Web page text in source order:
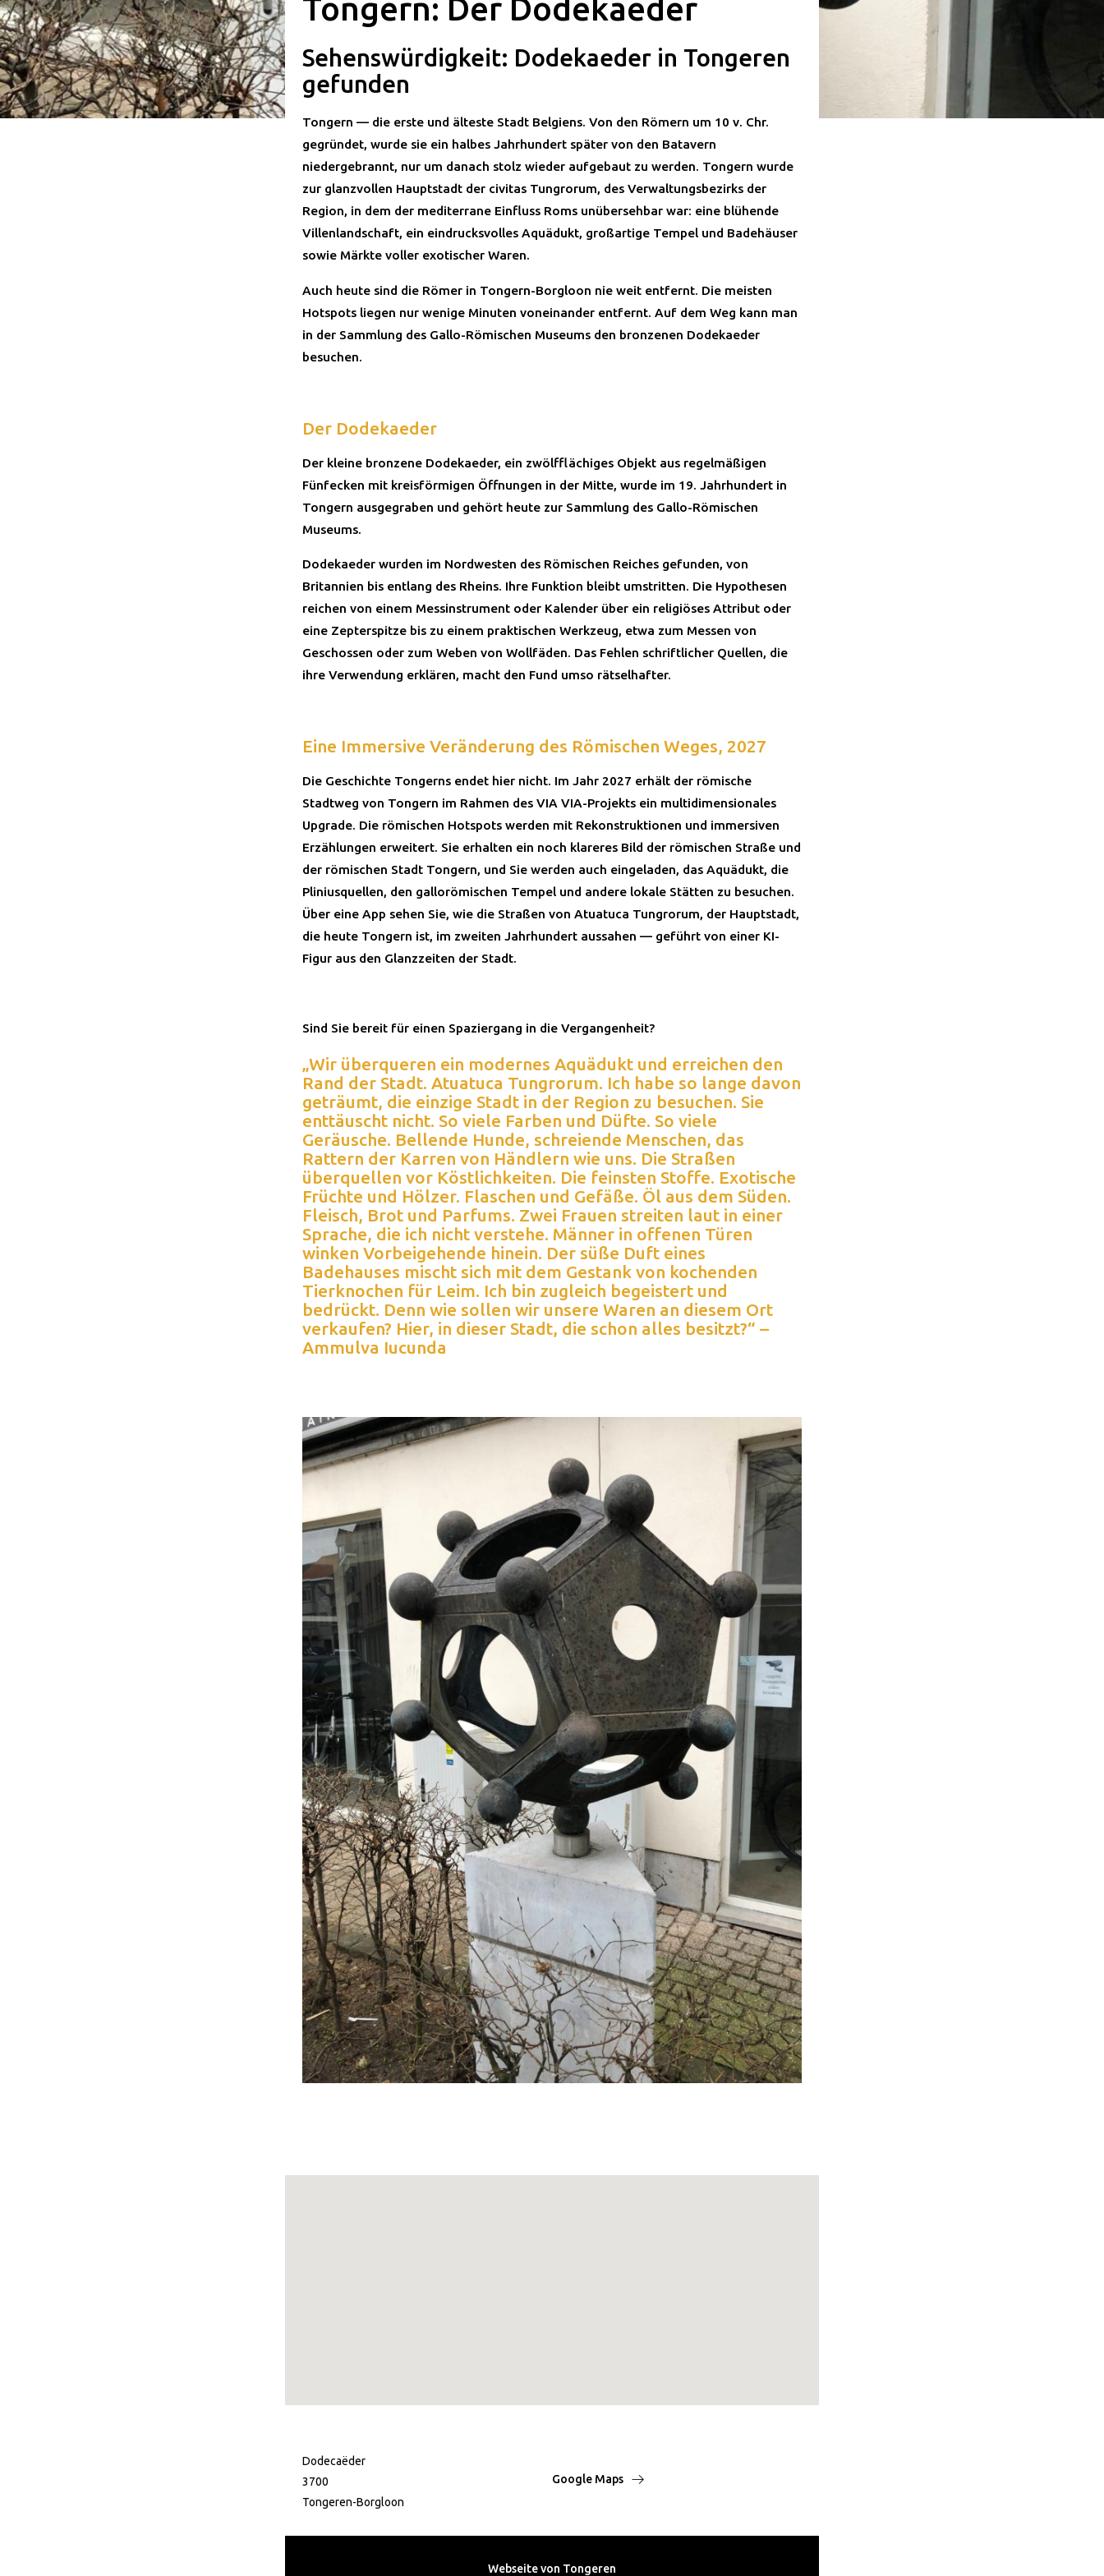
Tongern: Der Dodekaeder
Sehenswürdigkeit: Dodekaeder in Tongeren
gefunden
Tongern — die erste und älteste Stadt Belgiens. Von den Römern um 10 v. Chr.
gegründet, wurde sie ein halbes Jahrhundert später von den Batavern
niedergebrannt, nur um danach stolz wieder aufgebaut zu werden. Tongern wurde
zur glanzvollen Hauptstadt der civitas Tungrorum, des Verwaltungsbezirks der
Region, in dem der mediterrane Einfluss Roms unübersehbar war: eine blühende
Villenlandschaft, ein eindrucksvolles Aquädukt, großartige Tempel und Badehäuser
sowie Märkte voller exotischer Waren.
Auch heute sind die Römer in Tongern-Borgloon nie weit entfernt. Die meisten
Hotspots liegen nur wenige Minuten voneinander entfernt. Auf dem Weg kann man
in der Sammlung des Gallo-Römischen Museums den bronzenen Dodekaeder
besuchen.
Der Dodekaeder
Der kleine bronzene Dodekaeder, ein zwölfflächiges Objekt aus regelmäßigen
Fünfecken mit kreisförmigen Öffnungen in der Mitte, wurde im 19. Jahrhundert in
Tongern ausgegraben und gehört heute zur Sammlung des Gallo-Römischen
Museums.
Dodekaeder wurden im Nordwesten des Römischen Reiches gefunden, von
Britannien bis entlang des Rheins. Ihre Funktion bleibt umstritten. Die Hypothesen
reichen von einem Messinstrument oder Kalender über ein religiöses Attribut oder
eine Zepterspitze bis zu einem praktischen Werkzeug, etwa zum Messen von
Geschossen oder zum Weben von Wollfäden. Das Fehlen schriftlicher Quellen, die
ihre Verwendung erklären, macht den Fund umso rätselhafter.
Eine Immersive Veränderung des Römischen Weges, 2027
Die Geschichte Tongerns endet hier nicht. Im Jahr 2027 erhält der römische
Stadtweg von Tongern im Rahmen des VIA VIA-Projekts ein multidimensionales
Upgrade. Die römischen Hotspots werden mit Rekonstruktionen und immersiven
Erzählungen erweitert. Sie erhalten ein noch klareres Bild der römischen Straße und
der römischen Stadt Tongern, und Sie werden auch eingeladen, das Aquädukt, die
Pliniusquellen, den gallorömischen Tempel und andere lokale Stätten zu besuchen.
Über eine App sehen Sie, wie die Straßen von Atuatuca Tungrorum, der Hauptstadt,
die heute Tongern ist, im zweiten Jahrhundert aussahen — geführt von einer KI-
Figur aus den Glanzzeiten der Stadt.
Sind Sie bereit für einen Spaziergang in die Vergangenheit?
„Wir überqueren ein modernes Aquädukt und erreichen den
Rand der Stadt. Atuatuca Tungrorum. Ich habe so lange davon
geträumt, die einzige Stadt in der Region zu besuchen. Sie
enttäuscht nicht. So viele Farben und Düfte. So viele
Geräusche. Bellende Hunde, schreiende Menschen, das
Rattern der Karren von Händlern wie uns. Die Straßen
überquellen vor Köstlichkeiten. Die feinsten Stoffe. Exotische
Früchte und Hölzer. Flaschen und Gefäße. Öl aus dem Süden.
Fleisch, Brot und Parfums. Zwei Frauen streiten laut in einer
Sprache, die ich nicht verstehe. Männer in offenen Türen
winken Vorbeigehende hinein. Der süße Duft eines
Badehauses mischt sich mit dem Gestank von kochenden
Tierknochen für Leim. Ich bin zugleich begeistert und
bedrückt. Denn wie sollen wir unsere Waren an diesem Ort
verkaufen? Hier, in dieser Stadt, die schon alles besitzt?“ –
Ammulva Iucunda
Dodecaëder
3700
Tongeren-Borgloon
Google Maps
Webseite von Tongeren